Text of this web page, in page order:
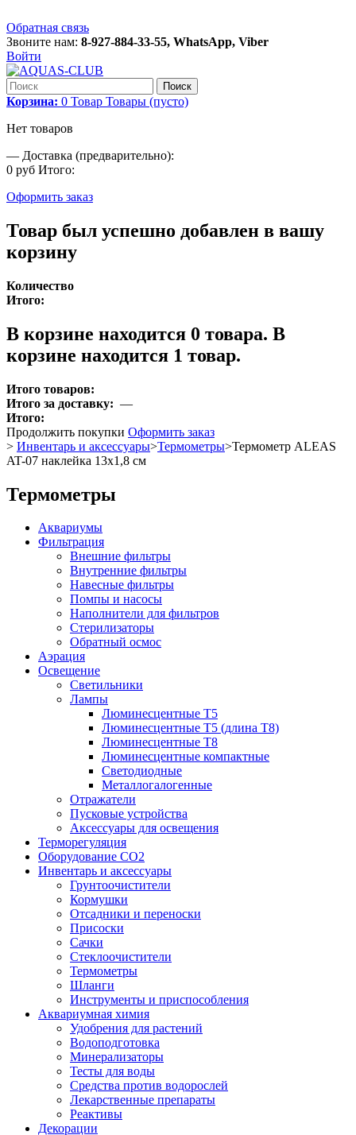
Обратная связь
Звоните нам: 8-927-884-33-55, WhatsApp, Viber
Войти
Поиск
Корзина: 0 Товар Товары (пусто)
Нет товаров
— Доставка (предварительно):
0 руб Итого:
Оформить заказ
Товар был успешно добавлен в вашу
корзину
Количество
Итого:
В корзине находится 0 товара. В
корзине находится 1 товар.
Итого товаров:
Итого за доставку: —
Итого:
Продолжить покупки Оформить заказ
> Инвентарь и аксессуары>Термометры>Термометр ALEAS
AT-07 наклейка 13x1,8 см
Термометры
Аквариумы
Фильтрация
Внешние фильтры
Внутренние фильтры
Навесные фильтры
Помпы и насосы
Наполнители для фильтров
Стерилизаторы
Обратный осмос
Аэрация
Освещение
Светильники
Лампы
Люминесцентные T5
Люминесцентные T5 (длина T8)
Люминесцентные T8
Люминесцентные компактные
Светодиодные
Металлогалогенные
Отражатели
Пусковые устройства
Аксессуары для освещения
Терморегуляция
Оборудование CO2
Инвентарь и аксессуары
Грунтоочистители
Кормушки
Отсадники и переноски
Присоски
Сачки
Стеклоочистители
Термометры
Шланги
Инструменты и приспособления
Аквариумная химия
Удобрения для растений
Водоподготовка
Минерализаторы
Тесты для воды
Средства против водорослей
Лекарственные препараты
Реактивы
Декорации